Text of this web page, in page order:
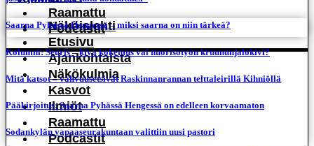
Raamattu
Podcastit
Näköislehti
Etusivu
Ajankohtaista
Näkökulmia
Kasvot
Ilmiöt
Raamattu
Podcastit
Saarna Pyhässä Hengessä – miksi saarna on niin tärkeä?
Kolumni: Seuris – kiva kokemus vai nuorisotyön kruununjalokivi?
Mitä katsot – vahvuusetsivät Raskinnanrannan telttaleirillä Kihniöllä
Pääkirjoitus: Saarna Pyhässä Hengessä on edelleen korvaamaton
Sodankylän vapaaseurakuntaan valittiin uusi pastori